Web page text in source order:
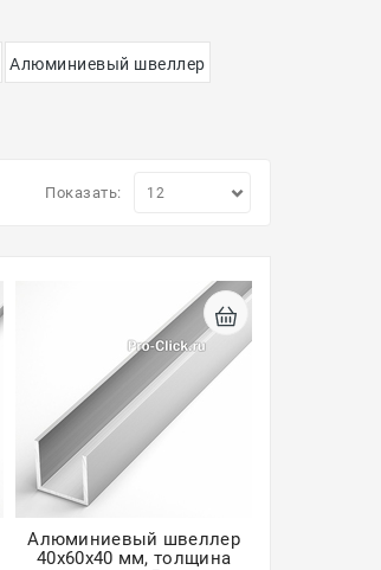
Алюминиевый швеллер
Показать:
Алюминиевый швеллер
40х60х40 мм, толщина